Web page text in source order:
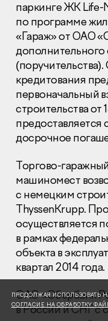
Раскрытие
Сообщить о
Глaвный oфиc
+7 (495) 502 95
Отдел продаж
+7 (495) 641-35-
Заказать
© 2001-2026
паркинге ЖК Life-
по программе
«Гараж» отОАО
кредитования
первоначальный
строительства от
предоставляется
досрочное
Торгово-
машиномест
с немецким
ThyssenKrupp.
осуществляется
в рамках
объекта в
квартал 2014 года.
ОАО«Сбербанк
в России иСНГс
ПРОДОЛЖАЯ ИСПОЛЬЗОВАТЬ
СОГЛАСИЕ НА ОБРАБОТКУ